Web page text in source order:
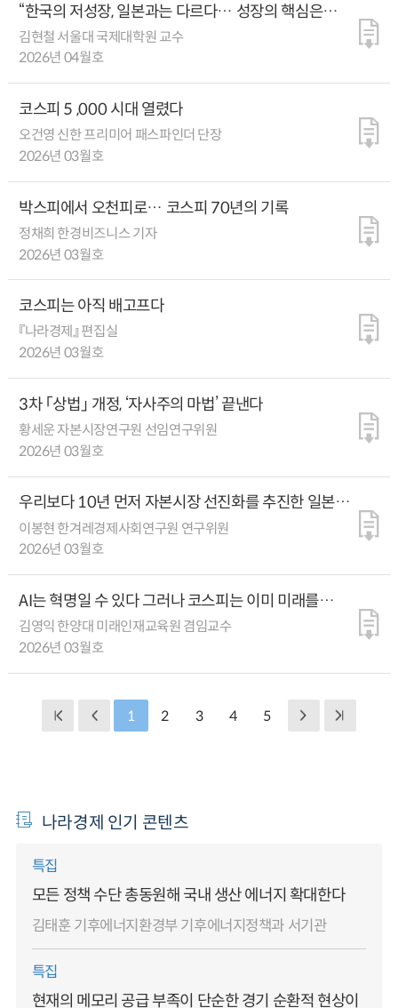
“한국의 저성장, 일본과는 다르다… 성장의 핵심은
건설업과 관광산업 육성”
김현철 서울대 국제대학원 교수
2026년 04월호
코스피 5 ,000 시대 열렸다
오건영 신한 프리미어 패스파인더 단장
2026년 03월호
박스피에서 오천피로… 코스피 70년의 기록
정채희 한경비즈니스 기자
2026년 03월호
코스피는 아직 배고프다
『나라경제』 편집실
2026년 03월호
3차 「상법」 개정, ‘자사주의 마법’ 끝낸다
황세운 자본시장연구원 선임연구위원
2026년 03월호
우리보다 10년 먼저 자본시장 선진화를 추진한 일본과
대만의 3가지 전략
이봉현 한겨레경제사회연구원 연구위원
2026년 03월호
AI는 혁명일 수 있다 그러나 코스피는 이미 미래를
선반영했다
김영익 한양대 미래인재교육원 겸임교수
2026년 03월호
1 2 3 4 5
나라경제 인기 콘텐츠
특집
모든 정책 수단 총동원해 국내 생산 에너지 확대한다
김태훈 기후에너지환경부 기후에너지정책과 서기관
특집
현재의 메모리 공급 부족이 단순한 경기 순환적 현상이